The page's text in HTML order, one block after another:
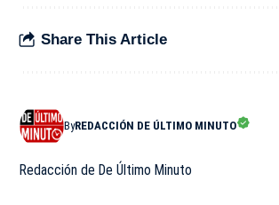
Share This Article
ByREDACCIÓN DE ÚLTIMO MINUTO
Redacción de De Último Minuto